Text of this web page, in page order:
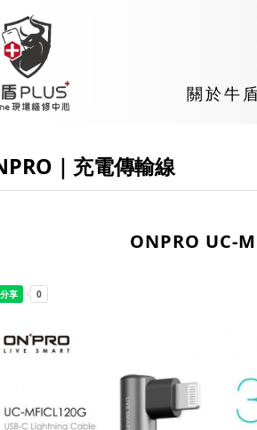
關於牛
｜充電傳輸線
ONPRO UC-